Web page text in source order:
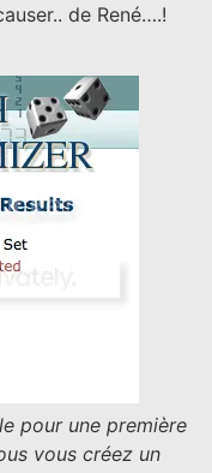
de René….!
pour une première
vous créez un